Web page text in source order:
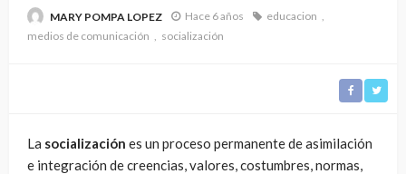
MARY POMPA LOPEZ Hace 6 años
educacion
medios de comunicación
socialización
La socialización es un proceso permanente de asimilación
e integración de creencias, valores, costumbres, normas,